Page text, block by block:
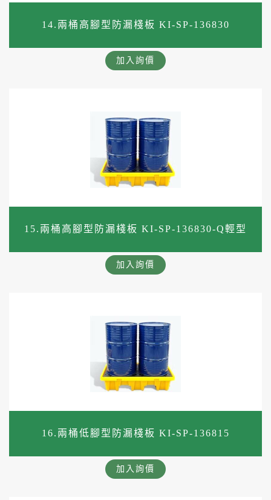
14.兩桶高腳型防漏棧板 KI-SP-136830
加入詢價
15.兩桶高腳型防漏棧板 KI-SP-136830-Q輕型
加入詢價
16.兩桶低腳型防漏棧板 KI-SP-136815
加入詢價